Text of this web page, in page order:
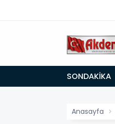
SONDAKİKA
Anasayfa